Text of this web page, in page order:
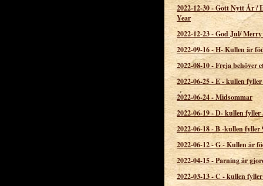
2022-12-30-Gott Nytt År /
Year
2022-12-23-God Jul/
2022-09-16-H- Kullen är
2022-08-10-Freja behöver
2022-06-25-E - kullen
2022-06-24-Midsommar
2022-06-19-D- kullen fyller
2022-06-18-B -kullen fyller
2022-06-12-G - Kullen är
2022-04-15-Parning är
2022-03-13-C - kullen